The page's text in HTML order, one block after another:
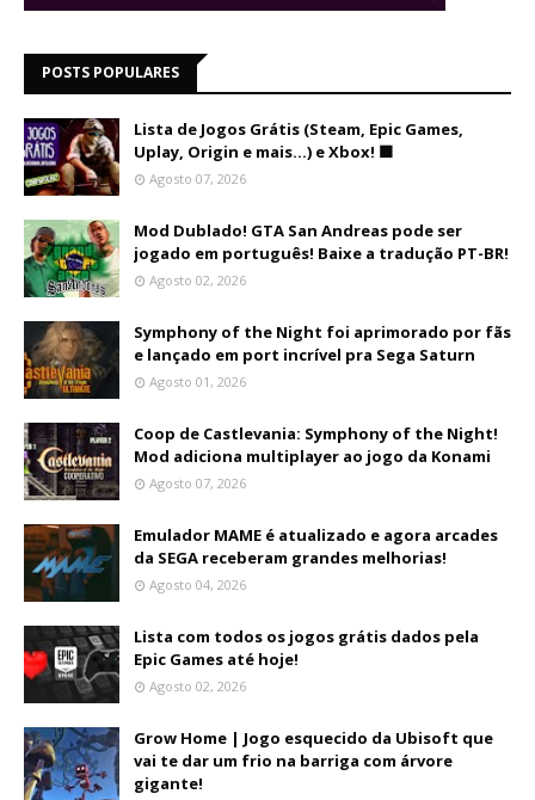
POSTS POPULARES
Lista de Jogos Grátis (Steam, Epic Games,
Uplay, Origin e mais...) e Xbox! 🟩
Agosto 07, 2026
Mod Dublado! GTA San Andreas pode ser
jogado em português! Baixe a tradução PT-BR!
Agosto 02, 2026
Symphony of the Night foi aprimorado por fãs
e lançado em port incrível pra Sega Saturn
Agosto 01, 2026
Coop de Castlevania: Symphony of the Night!
Mod adiciona multiplayer ao jogo da Konami
Agosto 07, 2026
Emulador MAME é atualizado e agora arcades
da SEGA receberam grandes melhorias!
Agosto 04, 2026
Lista com todos os jogos grátis dados pela
Epic Games até hoje!
Agosto 02, 2026
Grow Home | Jogo esquecido da Ubisoft que
vai te dar um frio na barriga com árvore
gigante!